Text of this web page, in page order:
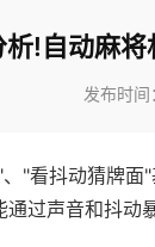
析!自动麻
发布时
"看抖动猜牌
过声音和抖动